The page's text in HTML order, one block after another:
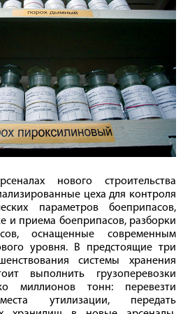
нового строительства
цеха для контроля
параметров боеприпасов,
и приема боеприпасов, разборки
оснащенные современным
уровня. В предстоящие три
системы хранения
выполнить грузоперевозки
миллионов тонн: перевезти
утилизации, передать